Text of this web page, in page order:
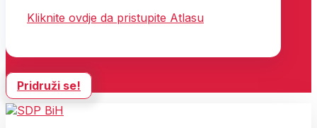
Kliknite ovdje da pristupite Atlasu
Pridruži se!